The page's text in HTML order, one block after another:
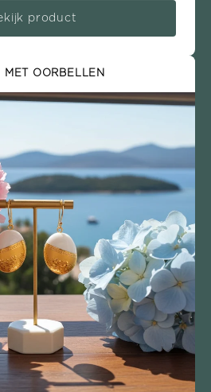
product
MET OORBELLEN